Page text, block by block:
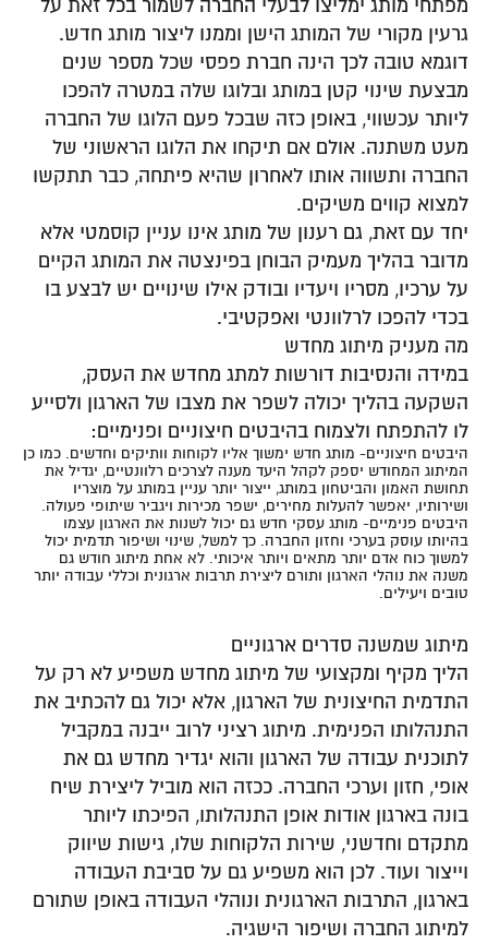
מפתחי מותג ימליצו לבעלי החברה לשמור בכל זאת על
גרעין מקורי של המותג הישן וממנו ליצור מותג חדש.
דוגמא טובה לכך הינה חברת פפסי שכל מספר שנים
מבצעת שינוי קטן במותג ובלוגו שלה במטרה להפכו
ליותר עכשווי, באופן כזה שבכל פעם הלוגו של החברה
מעט משתנה. אולם אם תיקחו את הלוגו הראשוני של
החברה ותשווה אותו לאחרון שהיא פיתחה, כבר תתקשו
למצוא קווים משיקים.
יחד עם זאת, גם רענון של מותג אינו עניין קוסמטי אלא
מדובר בהליך מעמיק הבוחן בפינצטה את המותג הקיים
על ערכיו, מסריו ויעדיו ובודק אילו שינויים יש לבצע בו
בכדי להפכו לרלוונטי ואפקטיבי.
מה מעניק מיתוג מחדש
במידה והנסיבות דורשות למתג מחדש את העסק,
השקעה בהליך יכולה לשפר את מצבו של הארגון ולסייע
לו להתפתח ולצמוח בהיבטים חיצוניים ופנימיים:
היבטים חיצוניים- מותג חדש ימשוך אליו לקוחות וותיקים וחדשים. כמו כן
המיתוג המחודש יספק לקהל היעד מענה לצרכים רלוונטיים, יגדיל את
תחושת האמון והביטחון במותג, ייצור יותר עניין במותג על מוצריו
ושירותיו, יאפשר להעלות מחירים, ישפר מכירות ויגביר שיתופי פעולה.
היבטים פנימיים- מותג עסקי חדש גם יכול לשנות את הארגון עצמו
בהיותו עוסק בערכי וחזון החברה. כך למשל, שינוי ושיפור תדמית יכול
למשוך כוח אדם יותר מתאים ויותר איכותי. לא אחת מיתוג חודש גם
משנה את נוהלי הארגון ותורם ליצירת תרבות ארגונית וכללי עבודה יותר
טובים ויעילים.
מיתוג שמשנה סדרים ארגוניים
הליך מקיף ומקצועי של מיתוג מחדש משפיע לא רק על
התדמית החיצונית של הארגון, אלא יכול גם להכתיב את
התנהלותו הפנימית. מיתוג רציני לרוב ייבנה במקביל
לתוכנית עבודה של הארגון והוא יגדיר מחדש גם את
אופי, חזון וערכי החברה. ככזה הוא מוביל ליצירת שיח
בונה בארגון אודות אופן התנהלותו, הפיכתו ליותר
מתקדם וחדשני, שירות הלקוחות שלו, גישות שיווק
וייצור ועוד. לכן הוא משפיע גם על סביבת העבודה
בארגון, התרבות הארגונית ונוהלי העבודה באופן שתורם
למיתוג החברה ושיפור הישגיה.